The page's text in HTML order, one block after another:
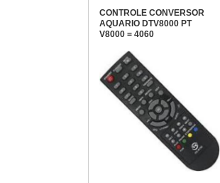
CONTROLE CONVERSOR
AQUARIO DTV8000 PT
V8000 = 4060